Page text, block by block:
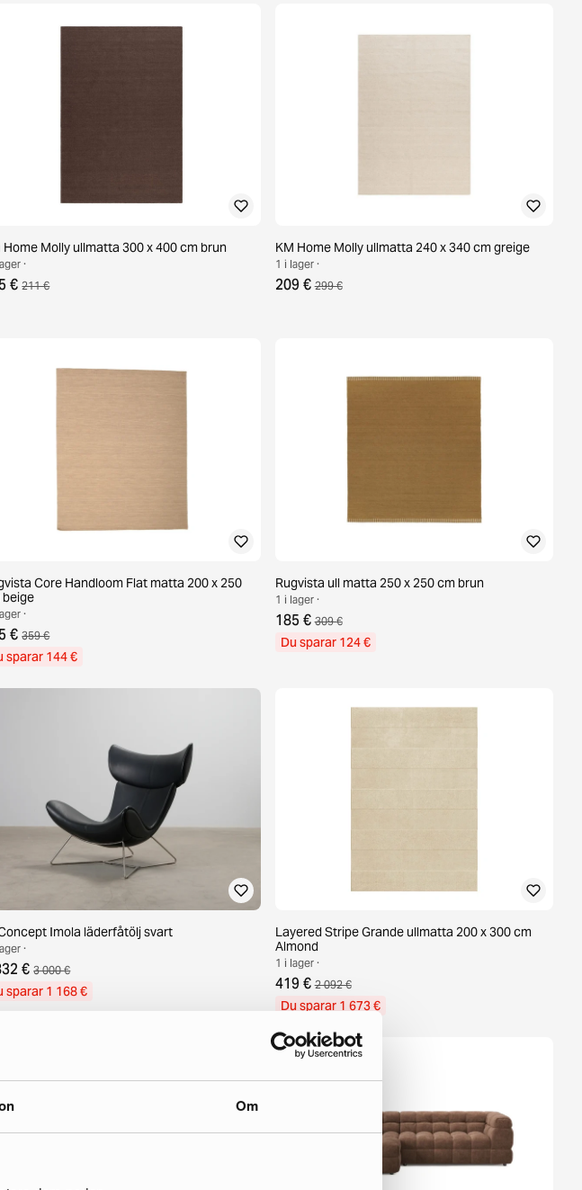
Om
Home Molly ullmatta 300 x 400 cm brun
·
€ 211 €
KM Home Molly ullmatta 240 x 340 cm greige
1 i lager ·
209 € 299 €
Core Handloom Flat matta 200 x 250
beige
·
€ 359 €
sparar 144 €
Rugvista ull matta 250 x 250 cm brun
1 i lager ·
185 € 309 €
Du sparar 124 €
Imola läderfåtölj svart
·
€ 3 000 €
sparar 1 168 €
Layered Stripe Grande ullmatta 200 x 300 cm
Almond
1 i lager ·
419 € 2 092 €
Du sparar 1 673 €